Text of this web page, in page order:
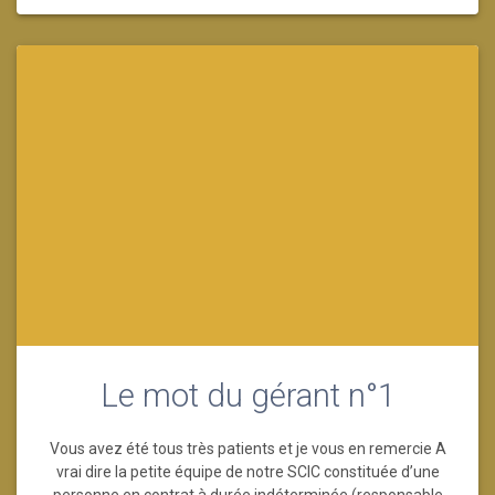
Le mot du gérant n°1
Vous avez été tous très patients et je vous en remercie A
vrai dire la petite équipe de notre SCIC constituée d’une